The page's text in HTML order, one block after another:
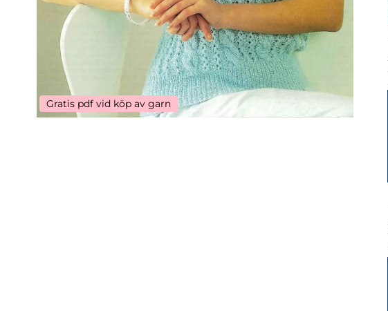
Gratis pdf vid köp av garn